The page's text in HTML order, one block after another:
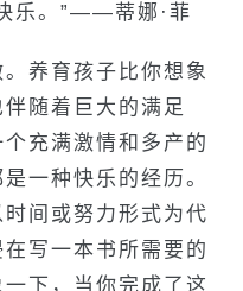
乐。”——蒂娜·菲
养育孩子比你想象
随着巨大的满足
充满激情和多产的
一种快乐的经历。
间或努力形式为代
写一本书所需要的
下，当你完成了这